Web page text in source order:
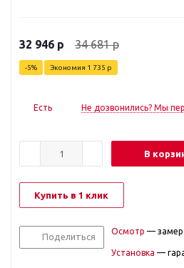
32 946 р 34 681р
-5% Экономия 1 735 р
Есть Не дозвонились? Мы
В
Купить в 1 клик
Поделиться
Осмотр — замер
Установка —